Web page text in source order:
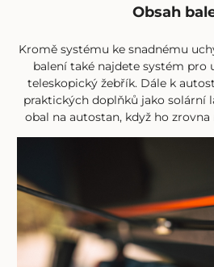
Obsah
Kromě systému ke snadnému
balení také najdete systém pro
teleskopický žebřík. Dále k
praktických doplňků jako solární
obal na autostan, když ho